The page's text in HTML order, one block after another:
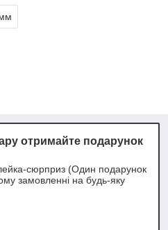
отримайте подарунок
сюрприз (Один подарунок
замовленні на будь-яку